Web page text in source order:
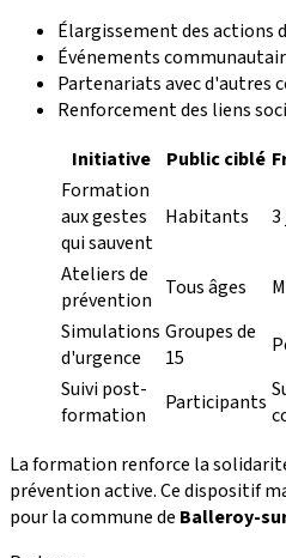
Élargissement des actions
Événements
Partenariats avec d'autres
Renforcement des liens
Initiative
Public ciblé
Formation
aux gestes
qui sauvent
Habitants 3
Ateliers de
prévention Tous âges
Simulations
d'urgence
Groupes de
15
Suivi post-
formation
Participants
La formation renforce la
prévention active. Ce dispositif
pour la commune de Balleroy-